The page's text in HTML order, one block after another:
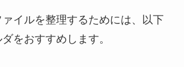
イルを整理するためには、以下
をおすすめします。